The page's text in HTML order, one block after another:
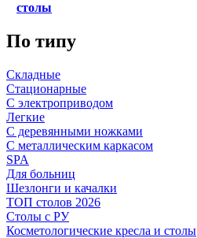
столы
По типу
Складные
Стационарные
С электроприводом
Легкие
С деревянными ножками
С металлическим каркасом
SPA
Для больниц
Шезлонги и качалки
ТОП столов 2026
Столы с РУ
Косметологические кресла и столы